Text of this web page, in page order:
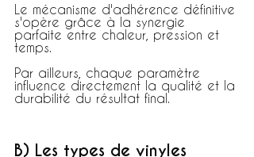
Le mécanisme d'adhérence définitive
s'opère grâce à la synergie
parfaite entre chaleur, pression et
temps.
Par ailleurs, chaque paramètre
influence directement la qualité et la
durabilité du résultat final.
B) Les types de vinyles